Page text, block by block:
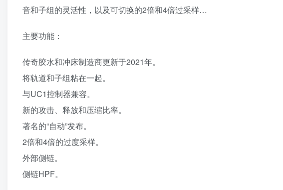
音和子组的灵活性，以及可切换的2倍和4倍过采样…
主要功能：
传奇胶水和冲床制造商更新于2021年。
将轨道和子组粘在一起。
与UC1控制器兼容。
新的攻击、释放和压缩比率。
著名的“自动”发布。
2倍和4倍的过度采样。
外部侧链。
侧链HPF。